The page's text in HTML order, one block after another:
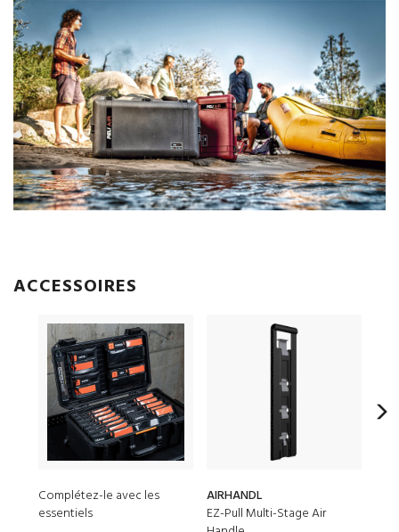
ACCESSOIRES
Complétez-le avec les
essentiels
AIRHANDL
EZ-Pull Multi-Stage Air